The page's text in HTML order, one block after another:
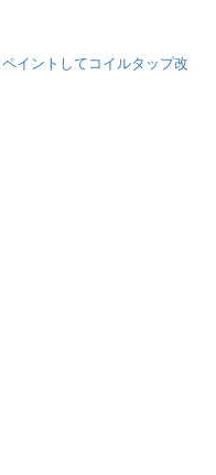
イントしてコイルタップ改